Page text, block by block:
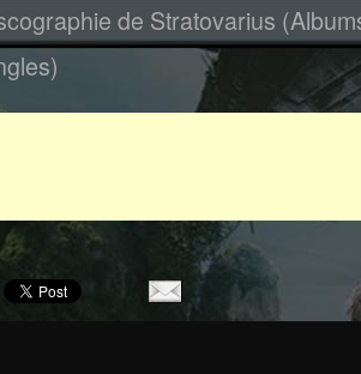
de Stratovarius